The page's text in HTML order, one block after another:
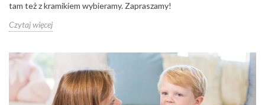
tam też z kramikiem wybieramy. Zapraszamy!
Czytaj więcej